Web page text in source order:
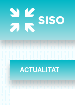
ACTUALITAT